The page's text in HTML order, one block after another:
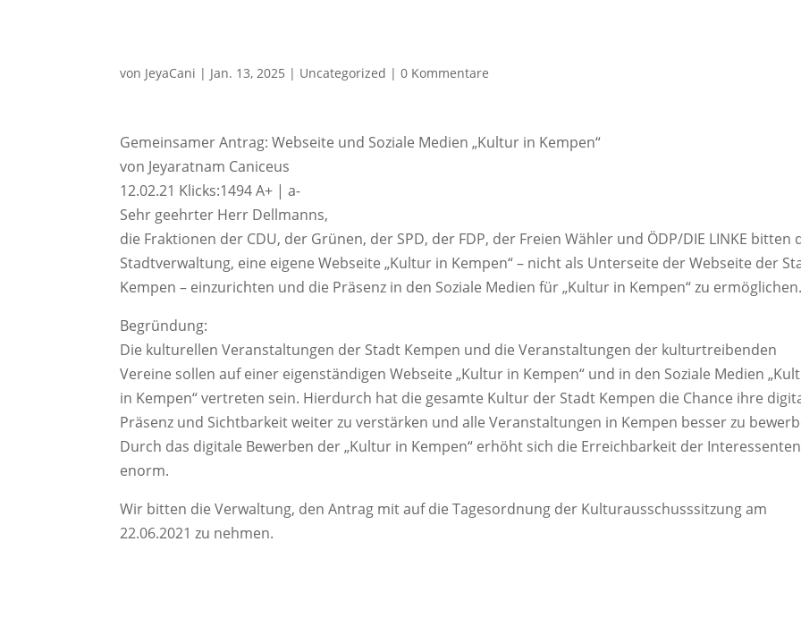
von JeyaCani | Jan. 13, 2025 | Uncategorized |0 Kommentare
Gemeinsamer Antrag: Webseite und Soziale Medien „Kultur in Kempen“
von Jeyaratnam Caniceus
12.02.21 Klicks:1494 A+ | a-
Sehr geehrter Herr Dellmanns,
die Fraktionen der CDU, der Grünen, der SPD, der FDP, der Freien Wähler und ÖDP/DIE LINKE bitten
Stadtverwaltung, eine eigene Webseite „Kultur in Kempen“ – nicht als Unterseite der Webseite der
Kempen – einzurichten und die Präsenz in den Soziale Medien für „Kultur in Kempen“ zu
Begründung:
Die kulturellen Veranstaltungen der Stadt Kempen und die Veranstaltungen der kulturtreibenden
Vereine sollen auf einer eigenständigen Webseite „Kultur in Kempen“ und in den Soziale Medien
in Kempen“ vertreten sein. Hierdurch hat die gesamte Kultur der Stadt Kempen die Chance ihre
Präsenz und Sichtbarkeit weiter zu verstärken und alle Veranstaltungen in Kempen besser zu
Durch das digitale Bewerben der „Kultur in Kempen“ erhöht sich die Erreichbarkeit der Interessenten
enorm.
Wir bitten die Verwaltung, den Antrag mit auf die Tagesordnung der Kulturausschusssitzung am
22.06.2021 zu nehmen.